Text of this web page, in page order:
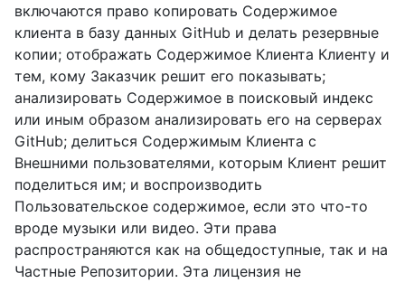
включаются право копировать Содержимое
клиента в базу данных GitHub и делать резервные
копии; отображать Содержимое Клиента Клиенту и
тем, кому Заказчик решит его показывать;
анализировать Содержимое в поисковый индекс
или иным образом анализировать его на серверах
GitHub; делиться Содержимым Клиента с
Внешними пользователями, которым Клиент решит
поделиться им; и воспроизводить
Пользовательское содержимое, если это что-то
вроде музыки или видео. Эти права
распространяются как на общедоступные, так и на
Частные Репозитории. Эта лицензия не